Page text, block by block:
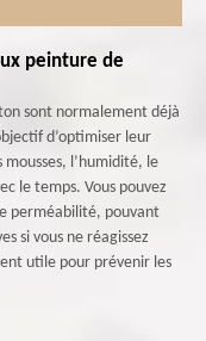
peinture de
sont normalement déjà
d’optimiser leur
l’humidité, le
le temps. Vous pouvez
perméabilité, pouvant
si vous ne réagissez
utile pour prévenir les